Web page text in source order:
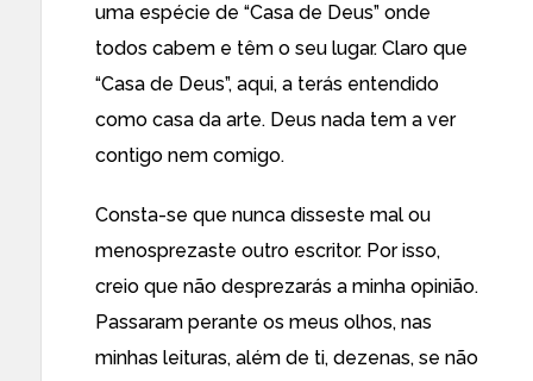
uma espécie de “Casa de Deus” onde
todos cabem e têm o seu lugar. Claro que
“Casa de Deus”, aqui, a terás entendido
como casa da arte. Deus nada tem a ver
contigo nem comigo.
Consta-se que nunca disseste mal ou
menosprezaste outro escritor. Por isso,
creio que não desprezarás a minha opinião.
Passaram perante os meus olhos, nas
minhas leituras, além de ti, dezenas, se não